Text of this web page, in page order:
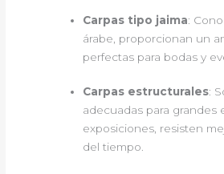
Carpas tipo jaima:
árabe, proporcionan un
perfectas para bodas y
Carpas estructurales:
adecuadas para grandes
exposiciones, resisten
del tiempo.